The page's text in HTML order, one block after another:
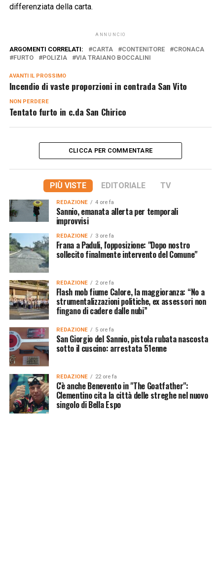
differenziata della carta.
ANNUNCIO
ARGOMENTI CORRELATI: CARTA CONTENITORE
CRONACA
FURTO
POLIZIA VIA TRAIANO BOCCALINI
AVANTI IL ​​PROSSIMO
Incendio di vaste proporzioni in contrada San Vito
NON PERDERE
Tentato furto in c.da San Chirico
CLICCA PER COMMENTARE
PIÙ VISTE EDITORIALE TV
REDAZIONE 4 ore fa
Sannio, emanata allerta per temporali
improvvisi
REDAZIONE 3 ore fa
Frana a Paduli, l'opposizione: "Dopo nostro
sollecito finalmente intervento del Comune"
REDAZIONE 2 ore fa
Flash mob fiume Calore, la maggioranza: “No a
strumentalizzazioni politiche, ex assessori non
fingano di cadere dalle nubi”
REDAZIONE 5 ore fa
San Giorgio del Sannio, pistola rubata nascosta
sotto il cuscino: arrestata 51enne
REDAZIONE 22 ore fa
C'è anche Benevento in "The Goatfather":
Clementino cita la città delle streghe nel nuovo
singolo di Bella Espo